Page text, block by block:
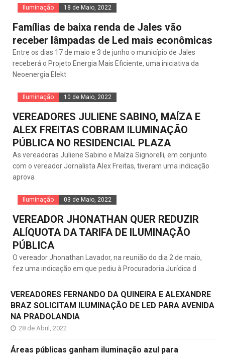
Iluminação 18 de Maio, 2022
Famílias de baixa renda de Jales vão
receber lâmpadas de Led mais econômicas
Entre os dias 17 de maio e 3 de junho o município de Jales
receberá o Projeto Energia Mais Eficiente, uma iniciativa da
Neoenergia Elekt
Iluminação 10 de Maio, 2022
VEREADORES JULIENE SABINO, MAÍZA E
ALEX FREITAS COBRAM ILUMINAÇÃO
PÚBLICA NO RESIDENCIAL PLAZA
As vereadoras Juliene Sabino e Maíza Signorelli, em conjunto
com o vereador Jornalista Alex Freitas, tiveram uma indicação
aprova
Iluminação 03 de Maio, 2022
VEREADOR JHONATHAN QUER REDUZIR
ALÍQUOTA DA TARIFA DE ILUMINAÇÃO
PÚBLICA
O vereador Jhonathan Lavador, na reunião do dia 2 de maio,
fez uma indicação em que pediu à Procuradoria Jurídica d
VEREADORES FERNANDO DA QUINEIRA E ALEXANDRE
BRAZ SOLICITAM ILUMINAÇÃO DE LED PARA AVENIDA
NA PRADOLANDIA
28 de Abril, 2022
Áreas públicas ganham iluminação azul para